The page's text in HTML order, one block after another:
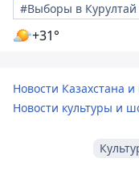
#Выборы в Курултай
+31°
Новости Казахстана
Новости культуры и